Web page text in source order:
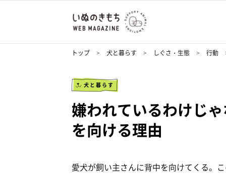
トップ 犬と暮らす しぐさ・生態 行動
犬と暮らす
嫌われているわけじ
を向ける理由
愛犬が飼い主さんに背中を向けてくる。